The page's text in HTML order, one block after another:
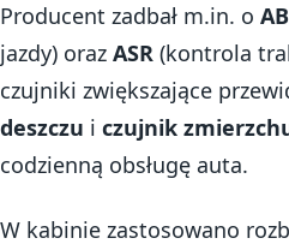
Producent zadbał m.in. o
jazdy) oraz ASR (kontrola
czujniki zwiększające
deszczu i czujnik
codzienną obsługę auta.
W kabinie zastosowano